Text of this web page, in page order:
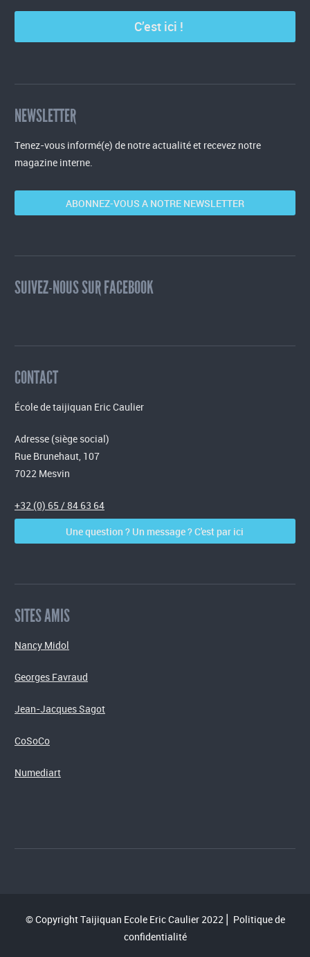
C’est ici !
NEWSLETTER
Tenez-vous informé(e) de notre actualité et recevez notre
magazine interne.
ABONNEZ-VOUS A NOTRE NEWSLETTER
SUIVEZ-NOUS SUR FACEBOOK
CONTACT
École de taijiquan Eric Caulier
Adresse (siège social)
Rue Brunehaut, 107
7022 Mesvin
+32 (0) 65 / 84 63 64
Une question ? Un message ? C'est par ici
SITES AMIS
Nancy Midol
Georges Favraud
Jean-Jacques Sagot
CoSoCo
Numediart
© Copyright Taijiquan Ecole Eric Caulier 2022⎪ Politique de
confidentialité